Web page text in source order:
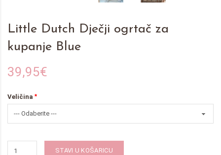
Little Dutch Dječji ogrtač za
kupanje Blue
39,95€
Veličina
STAVI U KOŠARICU